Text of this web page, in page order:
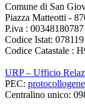
Comune di San
Piazza Matteotti -
P.iva : 00348180787
Codice Istat: 078119
Codice Catastale :
URP – Ufficio
PEC:
Centralino unico: